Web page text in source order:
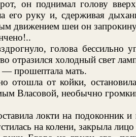
он поднимал голову
его руку и, сдерживая
движением шеи он
голова бессильно
отразился холодный свет
прошептала мать.
отошла от койки,
Власовой, необычно
локти на подоконник
на колени, закрыла